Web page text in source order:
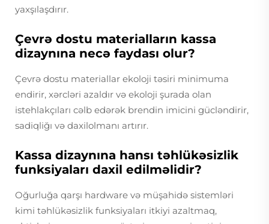
yaxşılaşdırır.
Çevrə dostu materialların kassa
dizaynına necə faydası olur?
Çevrə dostu materiallar ekoloji təsiri minimuma
endirir, xərcləri azaldır və ekoloji şurada olan
istehlakçıları cəlb edərək brendin imicini gücləndirir,
sadiqliğı və daxilolmanı artırır.
Kassa dizaynına hansı təhlükəsizlik
funksiyaları daxil edilməlidir?
Oğurluğa qarşı hardware və müşahidə sistemləri
kimi təhlükəsizlik funksiyaları itkiyi azaltmaq,